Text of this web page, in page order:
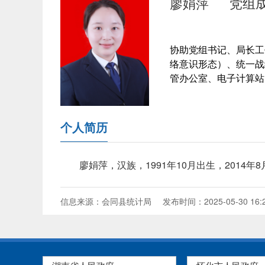
协助党组书记、局长
络意识形态）、统一
管办公室、电子计算
个人简历
廖娟萍，汉族，1991年10月出生，2014年
信息来源：会同县统计局 发布时间：2025-05-30